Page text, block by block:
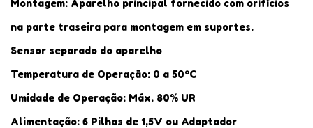
Montagem: Aparelho principal fornecido com orifícios
na parte traseira para montagem em suportes.
Sensor separado do aparelho
Temperatura de Operação: 0 a 50ºC
Umidade de Operação: Máx. 80% UR
Alimentação: 6 Pilhas de 1,5V ou Adaptador